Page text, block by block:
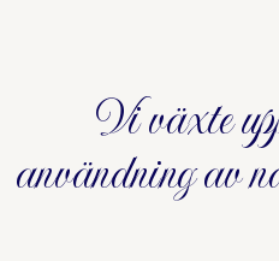
Vi växte
användning av